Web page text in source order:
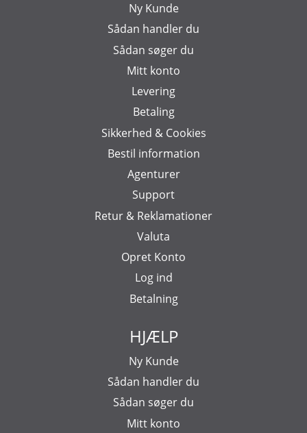
Ny Kunde
Sådan handler du
Sådan søger du
Mitt konto
Levering
Betaling
Sikkerhed & Cookies
Bestil information
Agenturer
Support
Retur & Reklamationer
Valuta
Opret Konto
Log ind
Betalning
HJÆLP
Ny Kunde
Sådan handler du
Sådan søger du
Mitt konto